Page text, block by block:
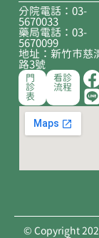
分院電話：03-
5670033
藥局電話：03-
5670099
地址：新竹市慈
路3號
門
診
表
看診
流程
© Copyright